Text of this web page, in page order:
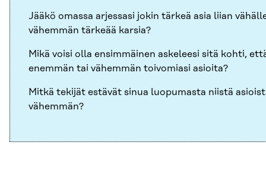
Jääkö omassa arjessasi jokin tärkeä asia liian
vähemmän tärkeää karsia?
Mikä voisi olla ensimmäinen askeleesi sitä kohti,
enemmän tai vähemmän toivomiasi asioita?
Mitkä tekijät estävät sinua luopumasta niistä
vähemmän?